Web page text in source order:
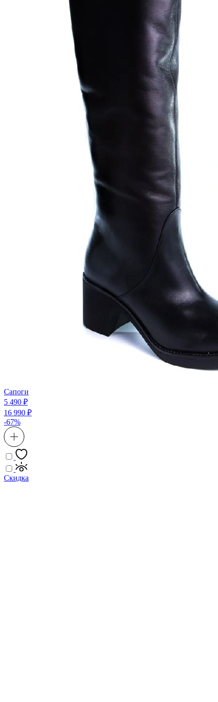
Сапоги
5 490 ₽
16 990 ₽
-67%
Скидка